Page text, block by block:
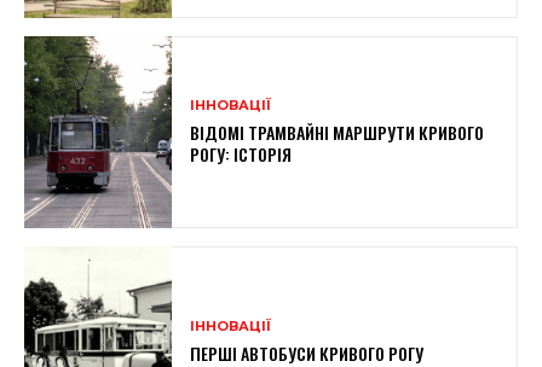
ІННОВАЦІЇ
ВІДОМІ ТРАМВАЙНІ МАРШРУТИ КРИВОГО
РОГУ: ІСТОРІЯ
ІННОВАЦІЇ
ПЕРШІ АВТОБУСИ КРИВОГО РОГУ